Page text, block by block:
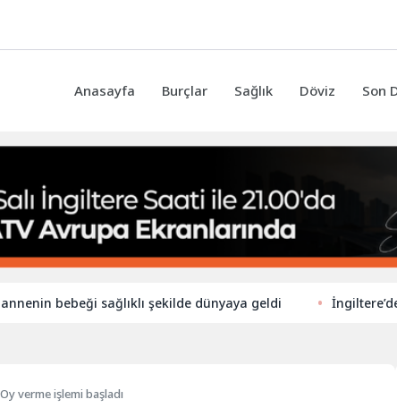
Anasayfa Burçlar Sağlık Döviz Son
sağlıklı şekilde dünyaya geldi İngiltere’de
verme işlemi başladı